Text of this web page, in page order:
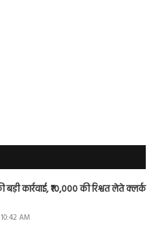
बड़ी कार्रवाई, ₹10,000 की रिश्वत लेते क्लर्क
AM